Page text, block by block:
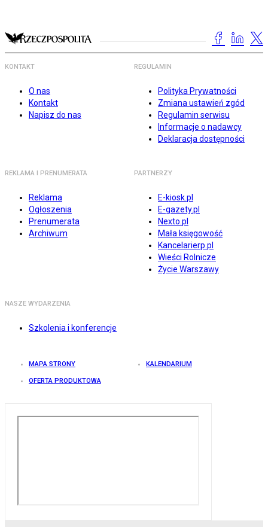
KONTAKT
O nas
Kontakt
Napisz do nas
REGULAMIN
Polityka Prywatności
Zmiana ustawień zgód
Regulamin serwisu
Informacje o nadawcy
Deklaracja dostępności
REKLAMA I PRENUMERATA
Reklama
Ogłoszenia
Prenumerata
Archiwum
PARTNERZY
E-kiosk.pl
E-gazety.pl
Nexto.pl
Mała księgowość
Kancelarierp.pl
Wieści Rolnicze
Życie Warszawy
NASZE WYDARZENIA
Szkolenia i konferencje
MAPA STRONY KALENDARIUM
OFERTA PRODUKTOWA